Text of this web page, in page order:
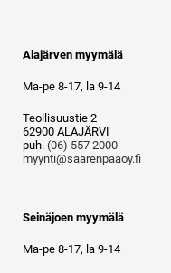
Alajärven myymälä
Ma-pe 8-17, la 9-14
Teollisuustie 2
62900 ALAJÄRVI
puh. (06) 557 2000
myynti@saarenpaaoy.fi
Seinäjoen myymälä
Ma-pe 8-17, la 9-14